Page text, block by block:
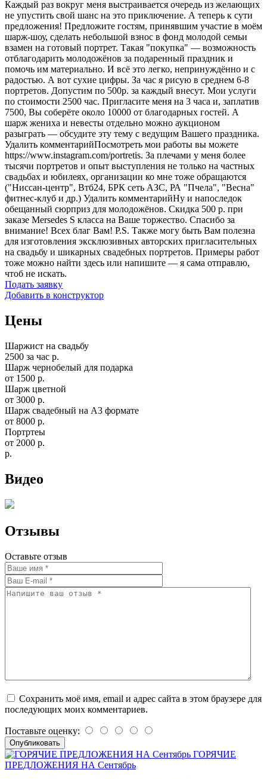
Каждый раз вокруг меня выстраивается очередь из желающих
не упустить свой шанс на это приключение. А теперь к сути
предложения! Предложите гостям, принявшим участие в моём
шарж-шоу, сделать небольшой взнос в фонд молодой семьи
взамен на готовый портрет. Такая "покупка" — возможность
отблагодарить молодожёнов за подаренный праздник и
помочь им материально. И всё это легко, непринуждённо и с
радостью. А вот сухие цифры. За час я рисую в среднем 6-8
портретов. Допустим по 500р. за каждый внесут. Мои услуги
по стоимости 2500 час. Пригласите меня на 3 часа и, заплатив
7500, Вы соберёте около 10000 от благодарных гостей. А
шарж жениха и невесты отдельно можно аукционом
разыграть — обсудите эту тему с ведущим Вашего праздника.
Удалить комментарийПосмотреть мои работы вы можете
https://www.instagram.com/portretis. За плечами у меня более
тысячи портретов и опыт выступления не только на частных
свадьбах и юбилеях, организации ко мне тоже обращаются
("Ниссан-центр", Втб24, БРК сеть АЗС, РА "Пчела", "Весна"
фитнес-клуб и др.) Удалить комментарийНу и напоследок
обещанный сюрприз для молодожёнов. Скидка 500 р. при
заказе Mersedes S класса на Ваше торжество. Спасибо за
внимание! Всех благ Вам! P.S. Также могу быть Вам полезна
для изготовления эксклюзивных авторских пригласительных
на свадьбу и шикарных свадебных портретов. Примеры работ
тоже можно найти здесь или напишите — я сама отправлю,
чтоб не искать.
Подать заявку
Добавить в конструктор
Цены
Шаржист на свадьбу
2500 за час р.
Шарж чернобелый для подарка
от 1500 р.
Шарж цветной
от 3000 р.
Шарж свадебный на А3 формате
от 8000 р.
Портртеы
от 2000 р.
р.
Видео
Отзывы
Оставьте отзыв
Сохранить моё имя, email и адрес сайта в этом браузере для
последующих моих комментариев.
Поставьте оценку:
ГОРЯЧИЕ
ПРЕДЛОЖЕНИЯ НА Сентябрь